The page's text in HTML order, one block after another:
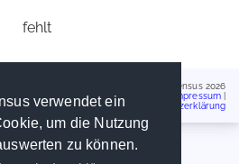
verwendet ein
um die Nutzung
zu können.
fehlt
Handschriftencensus 2026
Impressum
Datenschutzerklärung